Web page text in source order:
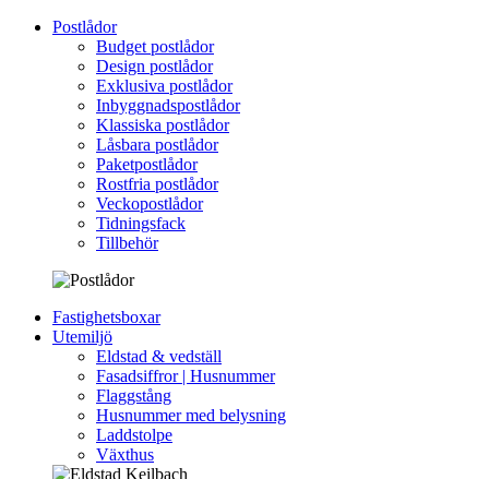
Postlådor
Budget postlådor
Design postlådor
Exklusiva postlådor
Inbyggnadspostlådor
Klassiska postlådor
Låsbara postlådor
Paketpostlådor
Rostfria postlådor
Veckopostlådor
Tidningsfack
Tillbehör
Fastighetsboxar
Utemiljö
Eldstad & vedställ
Fasadsiffror | Husnummer
Flaggstång
Husnummer med belysning
Laddstolpe
Växthus